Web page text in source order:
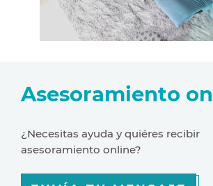
Asesoramiento
¿Necesitas ayuda y quiéres recibir
asesoramiento online?